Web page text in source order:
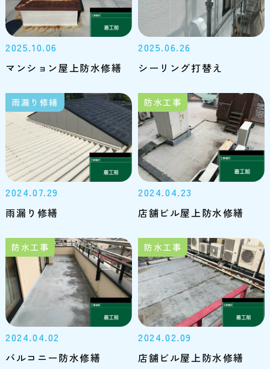
2025.10.06
マンション屋上防水修繕
2025.06.26
シーリング打替え
2024.07.29
雨漏り修繕
雨漏り修繕
2024.04.23
店舗ビル屋上防水修繕
防水工事
2024.04.02
バルコニー防水修繕
防水工事
2024.02.09
店舗ビル屋上防水修繕
防水工事